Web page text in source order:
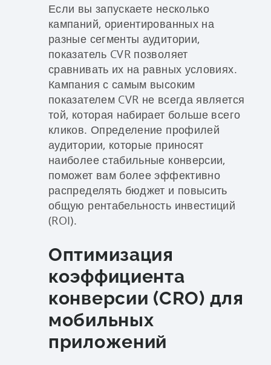
Если вы запускаете несколько
кампаний, ориентированных на
разные сегменты аудитории,
показатель CVR позволяет
сравнивать их на равных условиях.
Кампания с самым высоким
показателем CVR не всегда является
той, которая набирает больше всего
кликов. Определение профилей
аудитории, которые приносят
наиболее стабильные конверсии,
поможет вам более эффективно
распределять бюджет и повысить
общую рентабельность инвестиций
(ROI).
Оптимизация
коэффициента
конверсии (CRO) для
мобильных
приложений